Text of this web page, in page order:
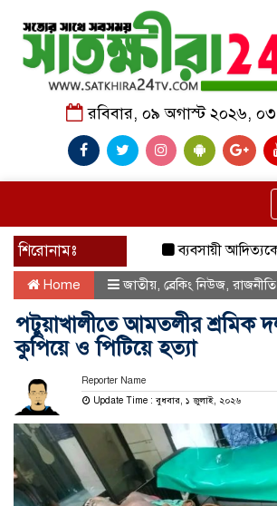
রবিবার, ০৯ অগাস্ট ২০২৬,
শিরোনামঃ
ব্যবসায়ী আদিত্যকে
Home জাতীয়, ব্রেকিং নিউজ, রাজনীতি
পটুয়াখালীতে আমতলীর শ্রমিক
কুপিয়ে ও পিটিয়ে হত্যা
Reporter Name
Update Time : বুধবার, ১ জুলাই, ২০২৬